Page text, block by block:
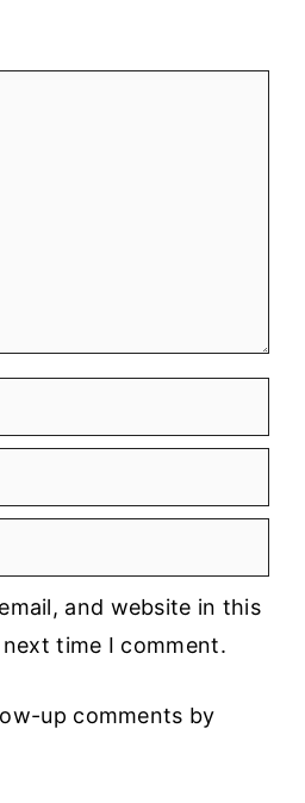
and website in this
time I comment.
up comments by